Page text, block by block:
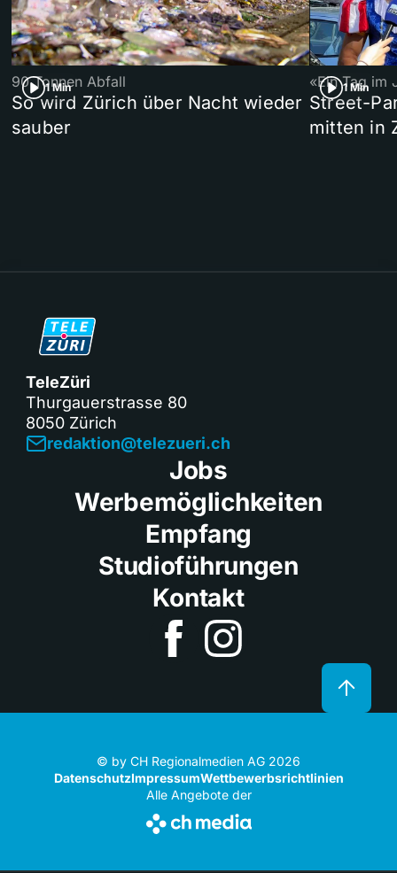
1 Min
90 Tonnen Abfall
So wird Zürich über Nacht wieder
sauber
1 Min
«Ein Tag im
Street-
mitten in
TeleZüri
Thurgauerstrasse 80
8050 Zürich
redaktion@telezueri.ch
Jobs
Werbemöglichkeiten
Empfang
Studioführungen
Kontakt
© by CH Regionalmedien AG 2026
DatenschutzImpressumWettbewerbsrichtlinien
Alle Angebote der